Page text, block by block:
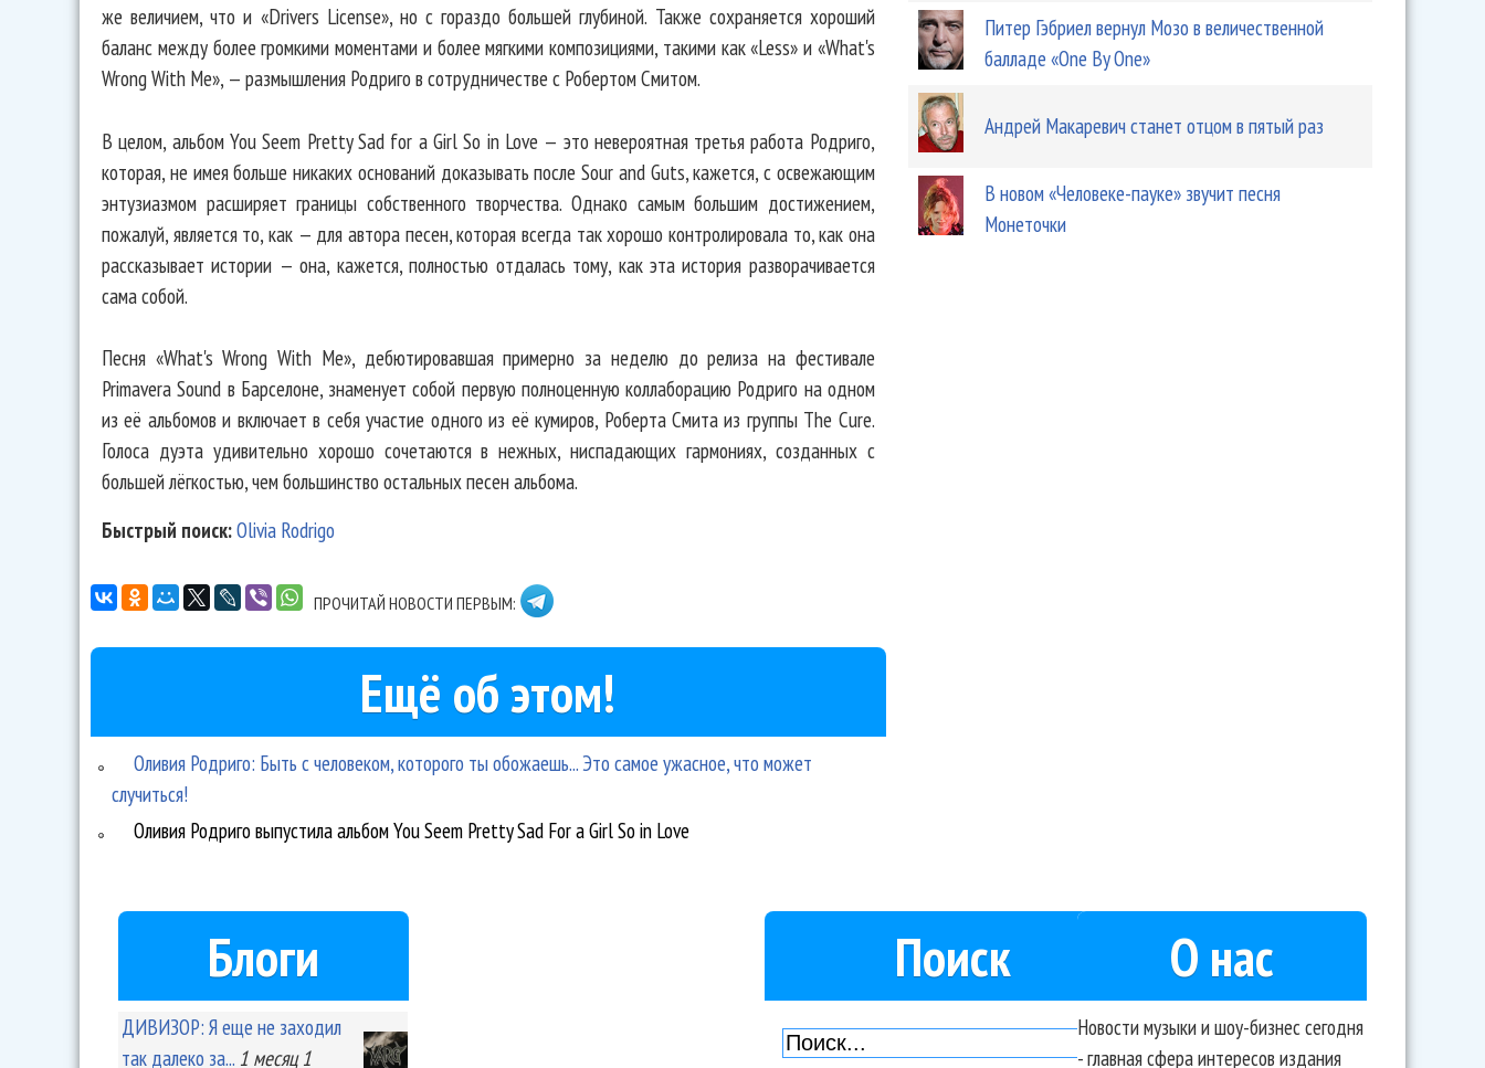
же величием, что и «Drivers License», но с гораздо большей глубиной. Также сохраняется хороший
баланс между более громкими моментами и более мягкими композициями, такими как «Less» и «What's
Wrong With Me», — размышления Родриго в сотрудничестве с Робертом Смитом.
В целом, альбом You Seem Pretty Sad for a Girl So in Love — это невероятная третья работа Родриго,
которая, не имея больше никаких оснований доказывать после Sour and Guts, кажется, с освежающим
энтузиазмом расширяет границы собственного творчества. Однако самым большим достижением,
пожалуй, является то, как — для автора песен, которая всегда так хорошо контролировала то, как она
рассказывает истории — она, кажется, полностью отдалась тому, как эта история разворачивается
сама собой.
Песня «What's Wrong With Me», дебютировавшая примерно за неделю до релиза на фестивале
Primavera Sound в Барселоне, знаменует собой первую полноценную коллаборацию Родриго на одном
из её альбомов и включает в себя участие одного из её кумиров, Роберта Смита из группы The Cure.
Голоса дуэта удивительно хорошо сочетаются в нежных, ниспадающих гармониях, созданных с
большей лёгкостью, чем большинство остальных песен альбома.
Быстрый поиск:Olivia Rodrigo
ПРОЧИТАЙ НОВОСТИ ПЕРВЫМ:
Ещё об этом!
Оливия Родриго: Быть ​​с человеком, которого ты обожаешь... Это самое ужасное, что может
случиться!
Оливия Родриго выпустила альбом You Seem Pretty Sad For a Girl So in Love
Питер Гэбриел вернул Мозо в величественной
балладе «One By One»
Андрей Макаревич станет отцом в пятый раз
В новом «Человеке-пауке» звучит песня
Монеточки
Блоги
ДИВИЗОР: Я еще не заходил
так далеко за... 1 месяц 1
Поиск О нас
Новости музыки и шоу-бизнес сегодня
- главная сфера интересов издания